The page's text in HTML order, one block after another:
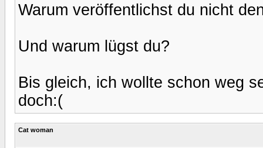
Warum veröffentlichst du nicht
Und warum lügst du?
Bis gleich, ich wollte schon weg
doch:(
Cat woman